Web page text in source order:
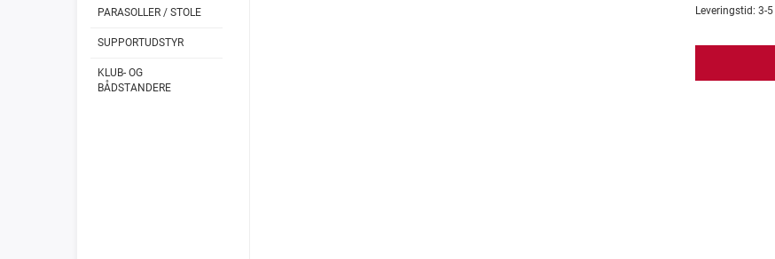
PARASOLLER / STOLE
SUPPORTUDSTYR
KLUB- OG
BÅDSTANDERE
Leveringstid: 3-5